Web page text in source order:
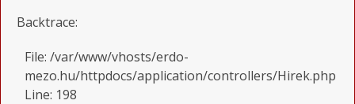
Backtrace:
File: /var/www/vhosts/erdo-
mezo.hu/httpdocs/application/controllers/Hirek.php
Line: 198